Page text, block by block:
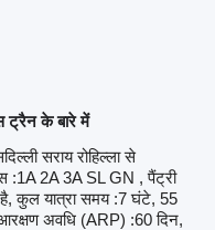
ट्रैन के बारे में
सराय रोहिल्ला से
:1A 2A 3A SL GN , पैंट्री
है, कुल यात्रा समय :7 घंटे, 55
अवधि (ARP) :60 दिन,